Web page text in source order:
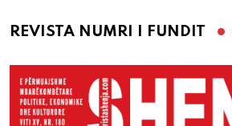
REVISTA NUMRI I FUNDIT